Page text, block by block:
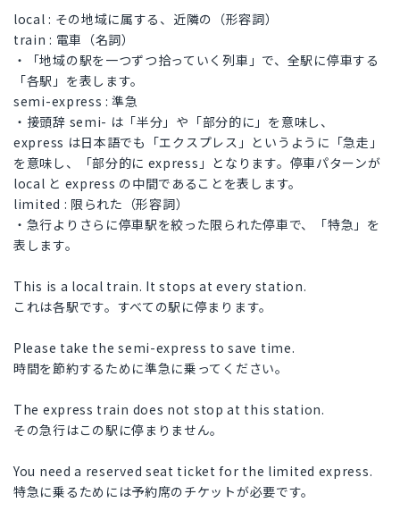
local : その地域に属する、近隣の（形容詞）
train : 電車（名詞）
・「地域の駅を一つずつ拾っていく列車」で、全駅に停車する
「各駅」を表します。
semi-express : 準急
・接頭辞 semi- は「半分」や「部分的に」を意味し、
express は日本語でも「エクスプレス」というように「急走」
を意味し、「部分的に express」となります。停車パターンが
local と express の中間であることを表します。
limited : 限られた（形容詞）
・急行よりさらに停車駅を絞った限られた停車で、「特急」を
表します。
This is a local train. It stops at every station.
これは各駅です。すべての駅に停まります。
Please take the semi-express to save time.
時間を節約するために準急に乗ってください。
The express train does not stop at this station.
その急行はこの駅に停まりません。
You need a reserved seat ticket for the limited express.
特急に乗るためには予約席のチケットが必要です。